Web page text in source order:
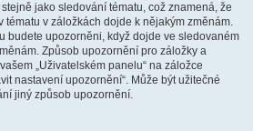
jako sledování tématu, což znamená, že
tématu v záložkách dojde k nějakým změnám.
budete upozorněni, když dojde ve sledovaném
Způsob upozornění pro záložky a
„Uživatelském panelu“ na záložce
nastavení upozornění“. Může být užitečné
jiný způsob upozornění.